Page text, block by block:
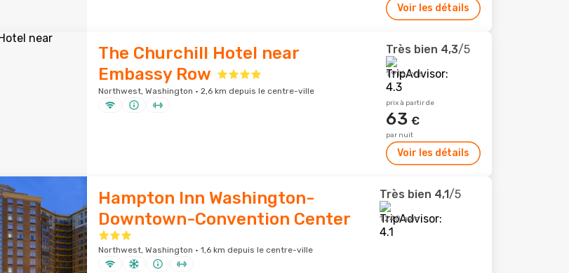
Voir les détails
The Churchill Hotel near
Embassy Row
Northwest, Washington · 2,6 km depuis le centre-ville
Très bien 4,3/5
1 916 avis
prix à partir de
63 €
par nuit
Voir les détails
Hampton Inn Washington-
Downtown-Convention Center
Northwest, Washington · 1,6 km depuis le centre-ville
Très bien 4,1/5
1 240 avis